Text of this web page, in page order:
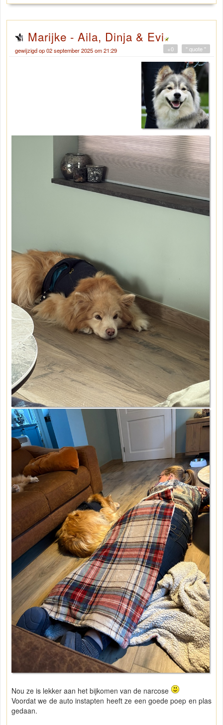
Marijke - Aila, Dinja & Evi
gewijzigd op 02 september 2025 om 21:29 " quote "
+0
Nou ze is lekker aan het bijkomen van de narcose
Voordat we de auto instapten heeft ze een goede poep en plas
gedaan.